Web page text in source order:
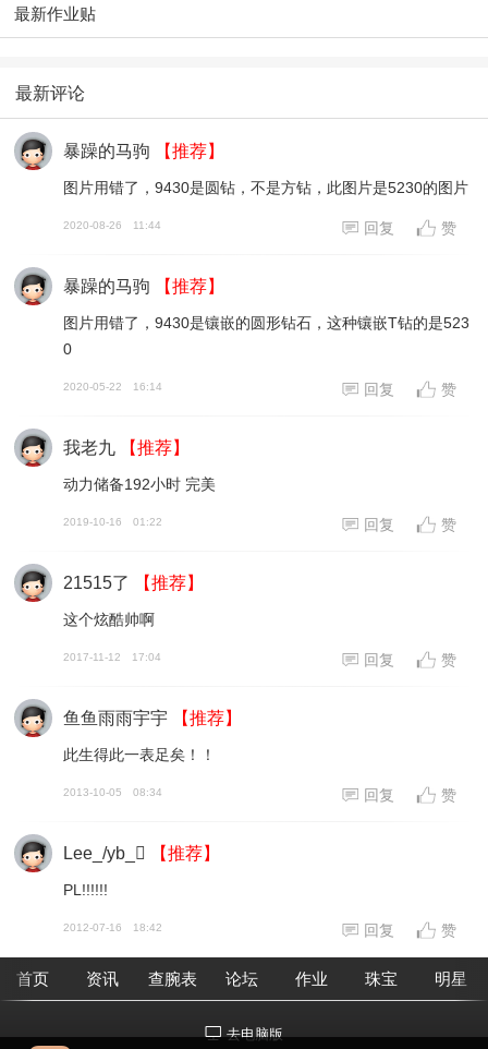
最新作业贴
最新评论
暴躁的马驹 【推荐】
图片用错了，9430是圆钻，不是方钻，此图片是5230的图片
2020-08-26 11:44 回复 赞
暴躁的马驹 【推荐】
图片用错了，9430是镶嵌的圆形钻石，这种镶嵌T钻的是523
0
2020-05-22 16:14 回复 赞
我老九 【推荐】
动力储备192小时 完美
2019-10-16 01:22 回复 赞
21515了 【推荐】
这个炫酷帅啊
2017-11-12 17:04 回复 赞
鱼鱼雨雨宇宇 【推荐】
此生得此一表足矣！！
2013-10-05 08:34 回复 赞
Lee_/yb_ 【推荐】
PL!!!!!!
2012-07-16 18:42 回复 赞
首页 资讯 查腕表 论坛 作业 珠宝 明星
去电脑版